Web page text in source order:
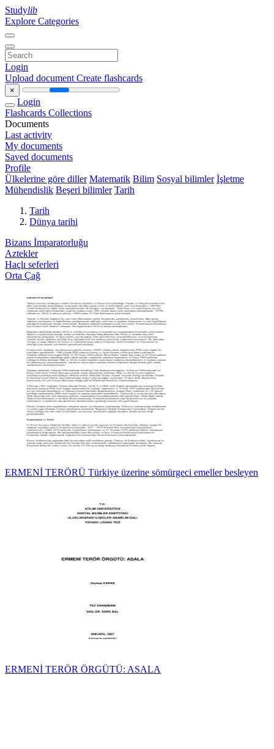
Studylib
Explore Categories
Login
Upload document Create flashcards
×
Login
Flashcards Collections
Documents
Last activity
My documents
Saved documents
Profile
Ülkelerine göre diller Matematik Bilim Sosyal bilimler İşletme
Mühendislik Beşeri bilimler Tarih
Tarih
Dünya tarihi
Bizans İmparatorluğu
Aztekler
Haçlı seferleri
Orta Çağ
ERMENİ TERÖRÜ Türkiye üzerine sömürgeci emeller besleyen
ERMENİ TERÖR ÖRGÜTÜ: ASALA